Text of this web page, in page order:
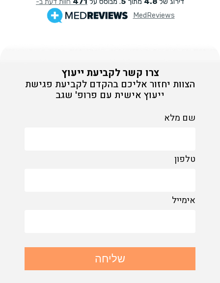
צרו קשר לקביעת ייעוץ
הצוות יחזור אליכם בהקדם לקביעת פגישת
ייעוץ אישית עם פרופ' שגב
שם מלא
טלפון
אימייל
שליחה